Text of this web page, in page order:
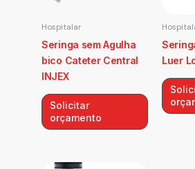
Hospitalar
Seringa sem Agulha
bico Cateter Central
INJEX
Solicitar
orçamento
Luer